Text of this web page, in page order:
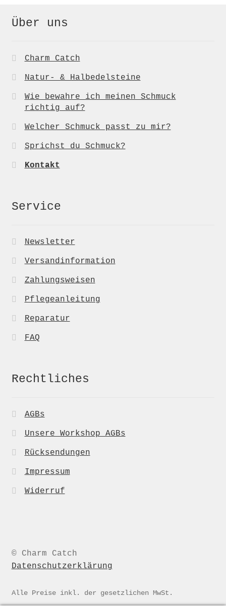
Über uns
Charm Catch
Natur- & Halbedelsteine
Wie bewahre ich meinen Schmuck
richtig auf?
Welcher Schmuck passt zu mir?
Sprichst du Schmuck?
Kontakt
Service
Newsletter
Versandinformation
Zahlungsweisen
Pflegeanleitung
Reparatur
FAQ
Rechtliches
AGBs
Unsere Workshop AGBs
Rücksendungen
Impressum
Widerruf
© Charm Catch
Datenschutzerklärung
Alle Preise inkl. der gesetzlichen MwSt.